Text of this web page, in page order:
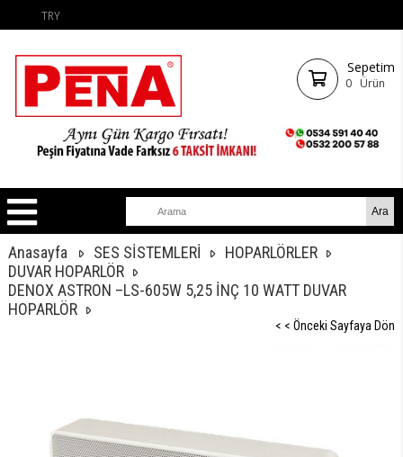
TRY
Sepetim
0 Ürün
Anasayfa SES SİSTEMLERİ
HOPARLÖRLER
DUVAR HOPARLÖR
DENOX ASTRON –LS-605W 5,25 İNÇ 10 WATT DUVAR
HOPARLÖR
< < Önceki Sayfaya Dön